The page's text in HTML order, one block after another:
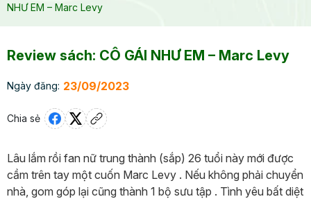
NHƯ EM – Marc Levy
Review sách: CÔ GÁI NHƯ EM – Marc Levy
Ngày đăng: 23/09/2023
Chia sẻ
Lâu lắm rồi fan nữ trung thành (sắp) 26 tuổi này mới được
cầm trên tay một cuốn Marc Levy . Nếu không phải chuyển
nhà, gom góp lại cũng thành 1 bộ sưu tập . Tình yêu bất diệt